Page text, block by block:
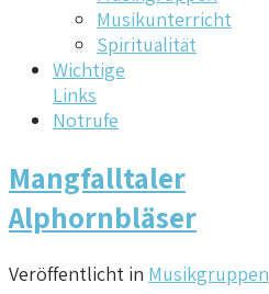
Musikunterricht
Spiritualität
Wichtige
Links
Notrufe
Mangfalltaler
Alphornbläser
Veröffentlicht in Musikgruppen